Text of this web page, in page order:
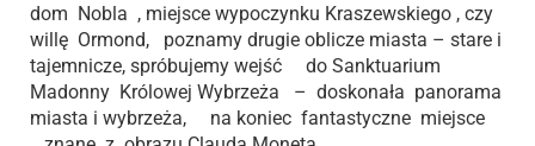
dom Nobla , miejsce wypoczynku Kraszewskiego , czy
willę Ormond, poznamy drugie oblicze miasta – stare i
tajemnicze, spróbujemy wejść do Sanktuarium
Madonny Królowej Wybrzeża – doskonała panorama
miasta i wybrzeża, na koniec fantastyczne miejsce